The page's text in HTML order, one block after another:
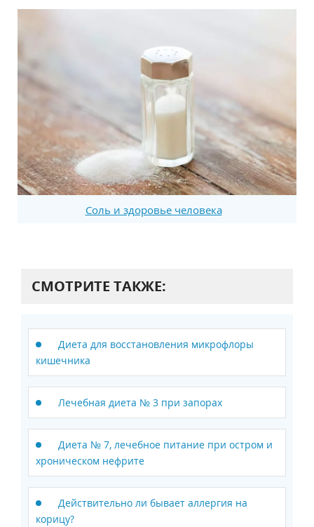
Соль и здоровье человека
СМОТРИТЕ ТАКЖЕ:
Диета для восстановления микрофлоры
кишечника
Лечебная диета № 3 при запорах
Диета № 7, лечебное питание при остром и
хроническом нефрите
Действительно ли бывает аллергия на
корицу?